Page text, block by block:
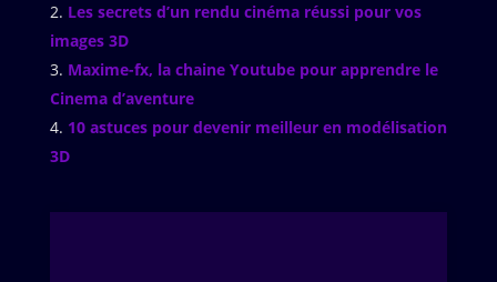
Les secrets d’un rendu cinéma réussi pour vos
images 3D
Maxime-fx, la chaine Youtube pour apprendre le
Cinema d’aventure
10 astuces pour devenir meilleur en modélisation
3D